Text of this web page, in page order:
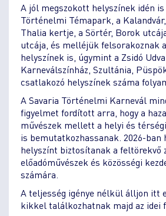
A jól megszokott helyszínek idén
Történelmi Témapark, a
Thalia kertje, a Sörtér, Borok
utcája, és melléjük felsorakoznak
helyszínek is, úgymint a Zsidó
Karneválszínház, Szultánia,
csatlakozó helyszínek száma
A Savaria Történelmi Karnevál
figyelmet fordított arra, hogy a
művészek mellett a helyi és
is bemutatkozhassanak. 2026-ban
helyszínt biztosítanak a feltörekvő
előadóművészek és közösségi
számára.
A teljesség igénye nélkül álljon itt
kikkel találkozhatnak majd az idei